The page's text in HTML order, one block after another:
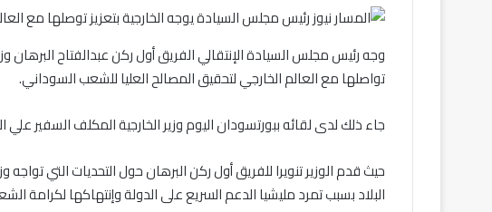
وجه رئيس مجلس السيادة الإنتقالي الفريق أول ركن عبدالفتاح البرهان
تواصلها مع العالم الخارجي لتحقيق المصالح العليا للشعب السوداني.
جاء ذلك لدى لقائه ببورتسودان اليوم وزير الخارجية المكلف السفير علي
حيث قدم الوزير تنويرا للفريق أول ركن البرهان حول التحديات التي
البلاد بسبب تمرد مليشيا الدعم السريع على الدولة وإنتهاكها